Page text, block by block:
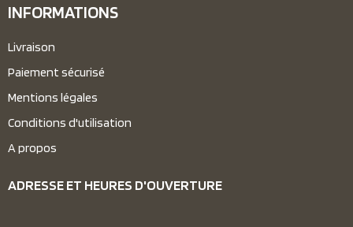
INFORMATIONS
Livraison
Paiement sécurisé
Mentions légales
Conditions d'utilisation
A propos
ADRESSE ET HEURES D'OUVERTURE